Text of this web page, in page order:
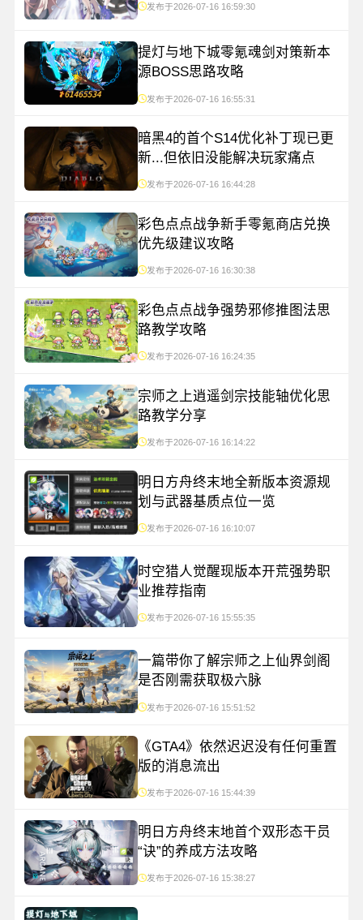
发布于2026-07-16 16:59:30
提灯与地下城零氪魂剑对策新本
源BOSS思路攻略
发布于2026-07-16 16:55:31
暗黑4的首个S14优化补丁现已更
新...但依旧没能解决玩家痛点
发布于2026-07-16 16:44:28
彩色点点战争新手零氪商店兑换
优先级建议攻略
发布于2026-07-16 16:30:38
彩色点点战争强势邪修推图法思
路教学攻略
发布于2026-07-16 16:24:35
宗师之上逍遥剑宗技能轴优化思
路教学分享
发布于2026-07-16 16:14:22
明日方舟终末地全新版本资源规
划与武器基质点位一览
发布于2026-07-16 16:10:07
时空猎人觉醒现版本开荒强势职
业推荐指南
发布于2026-07-16 15:55:35
一篇带你了解宗师之上仙界剑阁
是否刚需获取极六脉
发布于2026-07-16 15:51:52
《GTA4》依然迟迟没有任何重置
版的消息流出
发布于2026-07-16 15:44:39
明日方舟终末地首个双形态干员
“诀”的养成方法攻略
发布于2026-07-16 15:38:27